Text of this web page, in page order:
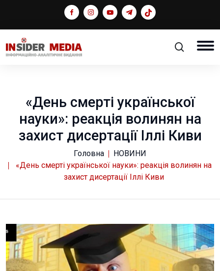
«День смерті української
науки»: реакція волинян на
захист дисертації Іллі Киви
Головна
НОВИНИ
«День смерті української науки»: реакція волинян на
захист дисертації Іллі Киви